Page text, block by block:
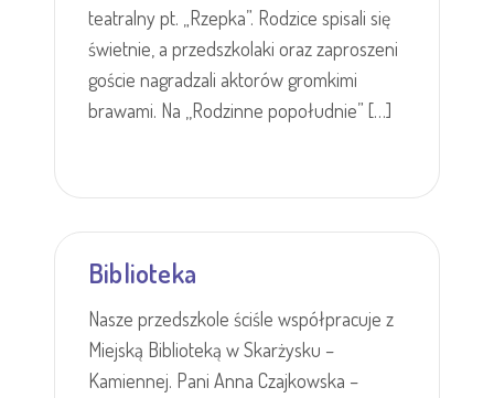
teatralny pt. „Rzepka”. Rodzice spisali się
świetnie, a przedszkolaki oraz zaproszeni
goście nagradzali aktorów gromkimi
brawami. Na ,,Rodzinne popołudnie” […]
Biblioteka
Nasze przedszkole ściśle współpracuje z
Miejską Biblioteką w Skarżysku –
Kamiennej. Pani Anna Czajkowska –